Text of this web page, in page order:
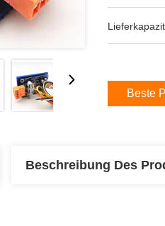
Beste
Beschreibung Des